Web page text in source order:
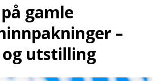
gamle
–
og utstilling